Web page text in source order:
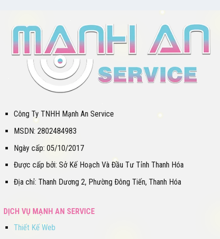
Công Ty TNHH Mạnh An Service
MSDN: 2802484983
Ngày cấp: 05/10/2017
Được cấp bởi: Sở Kế Hoạch Và Đầu Tư Tỉnh Thanh Hóa
Địa chỉ: Thanh Dương 2, Phường Đông Tiến, Thanh Hóa
DỊCH VỤ MẠNH AN SERVICE
Thiết Kế Web